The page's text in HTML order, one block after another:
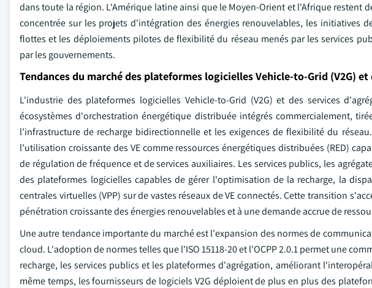
dans toute la région. L'Amérique latine ainsi que le Moyen-Orient et l'Afrique restent
concentrée sur les projets d'intégration des énergies renouvelables, les initiatives
flottes et les déploiements pilotes de flexibilité du réseau menés par les services
par les gouvernements.
Tendances du marché des plateformes logicielles Vehicle-to-Grid (V2G)
L'industrie des plateformes logicielles Vehicle-to-Grid (V2G) et des services
écosystèmes d'orchestration énergétique distribuée intégrés commercialement,
l'infrastructure de recharge bidirectionnelle et les exigences de flexibilité du
l'utilisation croissante des VE comme ressources énergétiques distribuées (RED)
de régulation de fréquence et de services auxiliaires. Les services publics, les
des plateformes logicielles capables de gérer l'optimisation de la recharge, la
centrales virtuelles (VPP) sur de vastes réseaux de VE connectés. Cette transition
pénétration croissante des énergies renouvelables et à une demande accrue de
Une autre tendance importante du marché est l'expansion des normes de
cloud. L'adoption de normes telles que l'ISO 15118-20 et l'OCPP 2.0.1 permet une
recharge, les services publics et les plateformes d'agrégation, améliorant
même temps, les fournisseurs de logiciels V2G déploient de plus en plus des